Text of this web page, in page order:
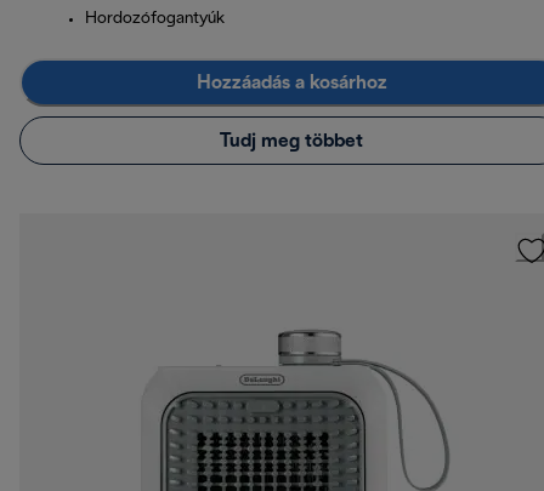
Hordozófogantyúk
Hozzáadás a kosárhoz
Tudj meg többet